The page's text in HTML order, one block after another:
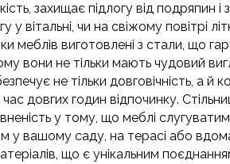
захищає підлогу від
вітальні, чи на свіжому повітрі
виготовлені з стали, що
не тільки мають чудовий
не тільки довговічність,
довгих годин відпочинку.
у тому, що меблі
у вашому саду, на терасі
що є унікальним